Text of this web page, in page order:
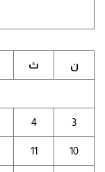
ن ث
3
4
10
11